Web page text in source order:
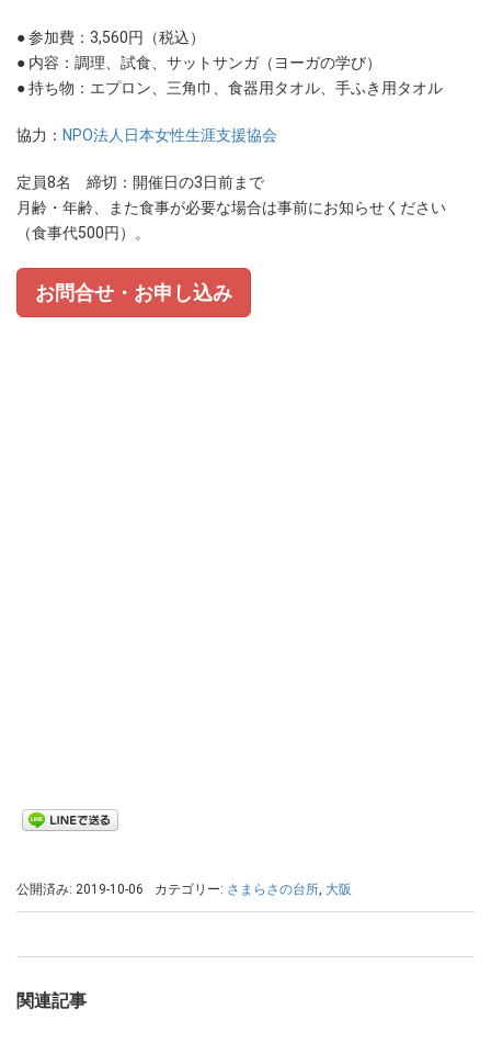
● 参加費：3,560円（税込）
● 内容：調理、試食、サットサンガ（ヨーガの学び）
● 持ち物：エプロン、三角巾、食器用タオル、手ふき用タオル
協力： NPO法人日本女性生涯支援協会
定員8名 締切：開催日の3日前まで
月齢・年齢、また食事が必要な場合は事前にお知らせください
（食事代500円）。
お問合せ・お申し込み
公開済み: 2019-10-06 カテゴリー: さまらさの台所, 大阪
関連記事